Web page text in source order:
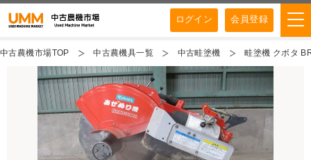
ログイン 会員登録
中古農機市場TOP 中古農機具一覧 中古畦塗機 畦塗機 クボタ